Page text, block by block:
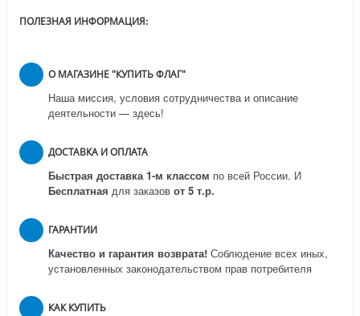
ПОЛЕЗНАЯ ИНФОРМАЦИЯ:
О МАГАЗИНЕ "КУПИТЬ ФЛАГ"
Наша миссия, условия сотрудничества и описание
деятельности — здесь!
ДОСТАВКА И ОПЛАТА
Быстрая доставка 1-м классом по всей России. И
Бесплатная для заказов от 5 т.р.
ГАРАНТИИ
Качество и гарантия возврата! Соблюдение всех иных,
установленных законодательством прав потребителя
КАК КУПИТЬ